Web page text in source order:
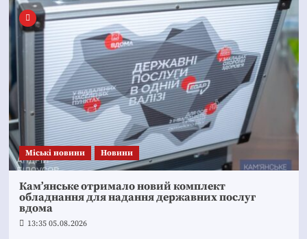
Mіські новини Новини
Кам’янське отримало новий комплект
обладнання для надання державних послуг
вдома
13:35 05.08.2026